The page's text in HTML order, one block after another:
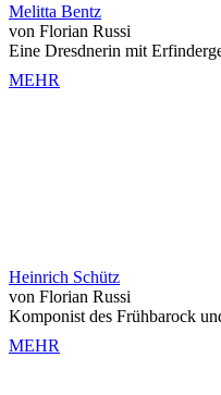
Melitta Bentz
von Florian Russi
Eine Dresdnerin mit
MEHR
Heinrich Schütz
von Florian Russi
Komponist des Frühbarock
MEHR